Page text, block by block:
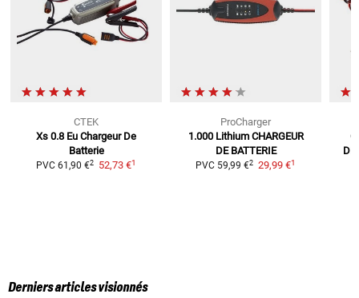
CTEK
Xs 0.8 Eu Chargeur De
Batterie
PVC 61,90 €2 52,73 €1
ProCharger
1.000 Lithium CHARGEUR
DE BATTERIE
PVC 59,99 €2 29,99 €1
Derniers articles visionnés